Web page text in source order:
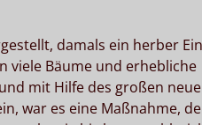
damals ein herber
viele Bäume und erhebliche
mit Hilfe des großen
war es eine Maßnahme,